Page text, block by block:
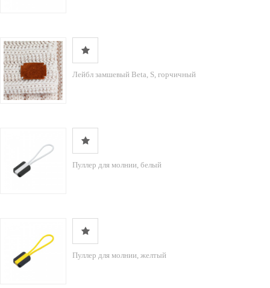
Лейбл замшевый Beta, S, горчичный
Пуллер для молнии, белый
Пуллер для молнии, желтый